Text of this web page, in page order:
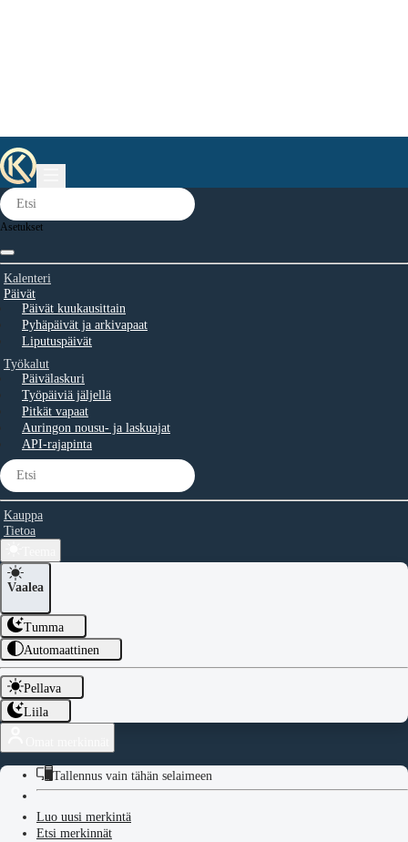
Asetukset
Kalenteri
Päivät
Päivät kuukausittain
Pyhäpäivät ja arkivapaat
Liputuspäivät
Työkalut
Päivälaskuri
Työpäiviä jäljellä
Pitkät vapaat
Auringon nousu- ja laskuajat
API-rajapinta
Kauppa
Tietoa
Vaalea
Tumma
Automaattinen
Pellava
Liila
Tallennus vain tähän selaimeen
Luo uusi merkintä
Etsi merkinnät